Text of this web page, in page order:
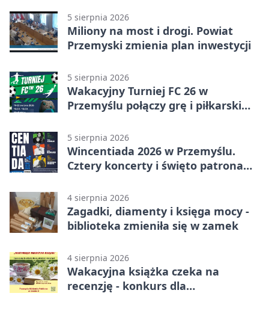
5 sierpnia 2026
Miliony na most i drogi. Powiat
Przemyski zmienia plan inwestycji
5 sierpnia 2026
Wakacyjny Turniej FC 26 w
Przemyślu połączy grę i piłkarski
5 sierpnia 2026
Wincentiada 2026 w Przemyślu.
Cztery koncerty i święto patrona
4 sierpnia 2026
Zagadki, diamenty i księga mocy -
biblioteka zmieniła się w zamek
4 sierpnia 2026
Wakacyjna książka czeka na
recenzję - konkurs dla